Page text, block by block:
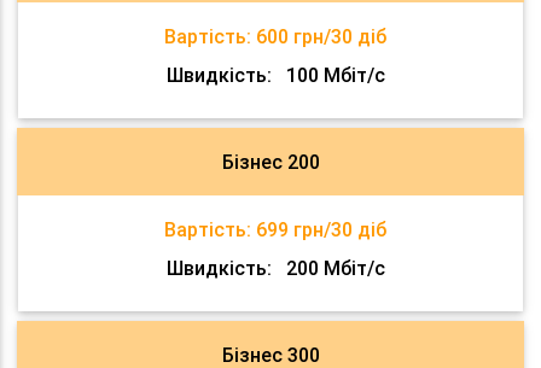
Вартість: 600 грн/30 діб
Швидкість:
100 Мбіт/с
Бізнес 200
Вартість: 699 грн/30 діб
Швидкість:
200 Мбіт/с
Бізнес 300